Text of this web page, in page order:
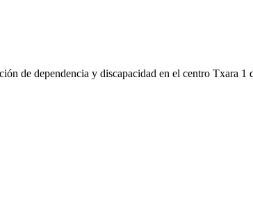
de dependencia y discapacidad en el centro Txara 1